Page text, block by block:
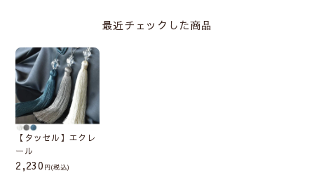
最近チェックした商品
【タッセル】エクレ
ール
2,230 (税込)